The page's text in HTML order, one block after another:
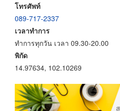
โทรศัพท์
089-717-2337
เวลาทำการ
ทำการทุกวัน เวลา 09.30-20.00
พิกัด
14.97634, 102.10269